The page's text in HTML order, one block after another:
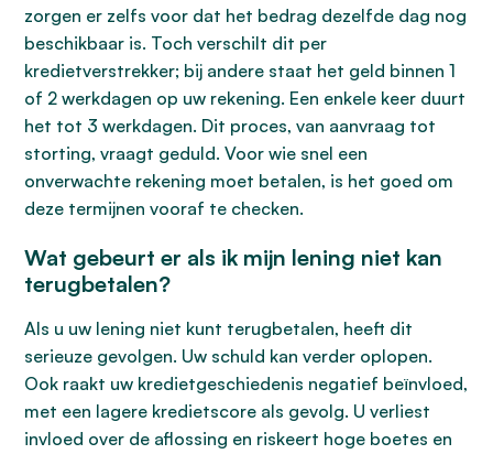
zorgen er zelfs voor dat het bedrag dezelfde dag nog
beschikbaar is. Toch verschilt dit per
kredietverstrekker; bij andere staat het geld binnen 1
of 2 werkdagen op uw rekening. Een enkele keer duurt
het tot 3 werkdagen. Dit proces, van aanvraag tot
storting, vraagt geduld. Voor wie snel een
onverwachte rekening moet betalen, is het goed om
deze termijnen vooraf te checken.
Wat gebeurt er als ik mijn lening niet kan
terugbetalen?
Als u uw lening niet kunt terugbetalen, heeft dit
serieuze gevolgen. Uw schuld kan verder oplopen.
Ook raakt uw kredietgeschiedenis negatief beïnvloed,
met een lagere kredietscore als gevolg. U verliest
invloed over de aflossing en riskeert hoge boetes en